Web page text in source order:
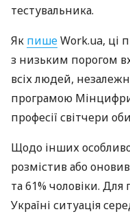
тестувальника.
Як пишеWork.ua, ці
з низьким порогом
всіх людей,
програмою
професії світчери
Щодо інших
розмістив або
та 61% чоловіки.
Україні ситуація